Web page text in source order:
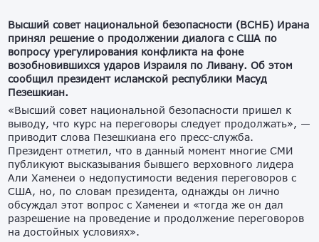
Высший совет национальной безопасности (ВСНБ) Ирана
принял решение о продолжении диалога с США по
вопросу урегулирования конфликта на фоне
возобновившихся ударов Израиля по Ливану. Об этом
сообщил президент исламской республики Масуд
Пезешкиан.
«Высший совет национальной безопасности пришел к
выводу, что курс на переговоры следует продолжать», —
приводит слова Пезешкиана его пресс-служба.
Президент отметил, что в данный момент многие СМИ
публикуют высказывания бывшего верховного лидера
Али Хаменеи о недопустимости ведения переговоров с
США, но, по словам президента, однажды он лично
обсуждал этот вопрос с Хаменеи и «тогда же он дал
разрешение на проведение и продолжение переговоров
на достойных условиях».